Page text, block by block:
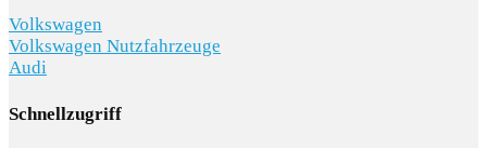
Volkswagen
Volkswagen Nutzfahrzeuge
Audi
Schnellzugriff